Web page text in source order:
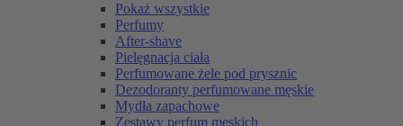
Pokaż wszystkie
Perfumy
After-shave
Pielęgnacja ciała
Perfumowane żele pod prysznic
Dezodoranty perfumowane męskie
Mydła zapachowe
Zestawy perfum męskich